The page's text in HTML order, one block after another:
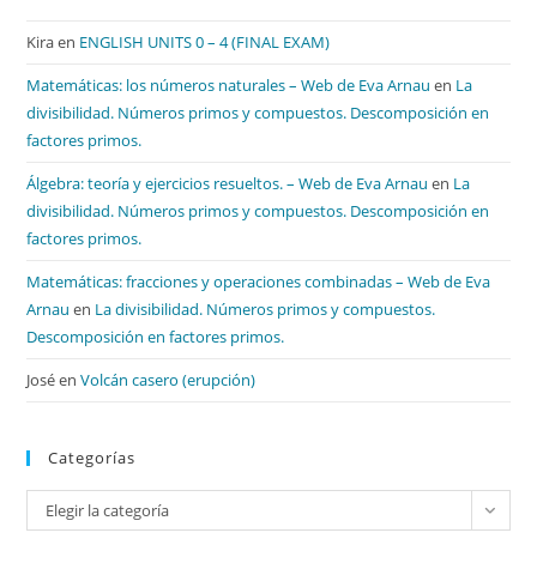
Kiraen ENGLISH UNITS 0 – 4 (FINAL EXAM)
Matemáticas: los números naturales – Web de Eva Arnau en La
divisibilidad. Números primos y compuestos. Descomposición en
factores primos.
Álgebra: teoría y ejercicios resueltos. – Web de Eva Arnau en La
divisibilidad. Números primos y compuestos. Descomposición en
factores primos.
Matemáticas: fracciones y operaciones combinadas – Web de Eva
Arnau en La divisibilidad. Números primos y compuestos.
Descomposición en factores primos.
JoséenVolcán casero (erupción)
Categorías
Categorías
Elegir la categoría